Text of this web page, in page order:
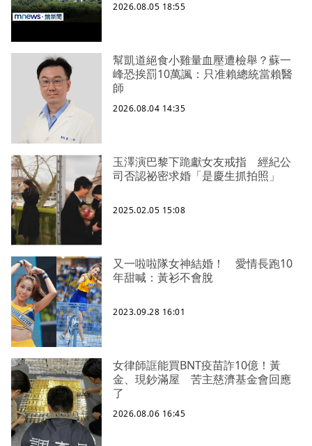
2026.08.05 18:55
幫凱道絕食小雞量血壓遭檢舉？蘇一
峰恐挨罰10萬諷：只准賴總統當賴醫
師
2026.08.04 14:35
玉澤演巴黎下跪獻女友戒指 經紀公
司否認祕密求婚「是慶生抓拍照」
2025.02.05 15:08
又一啦啦隊女神結婚！ 愛情長跑10
年甜喊：黃衫不會脫
2023.09.28 16:01
女律師誆能買BNT疫苗詐10億！黃
金、現鈔滿屋 苦主慈濟基金會回應
了
2026.08.06 16:45